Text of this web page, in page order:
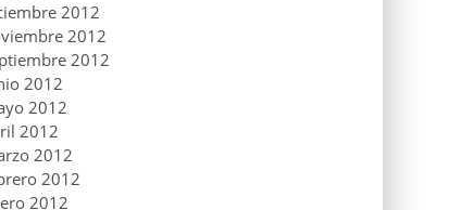
2012
2012
2012
2012
2012
2012
2012
2012
2012